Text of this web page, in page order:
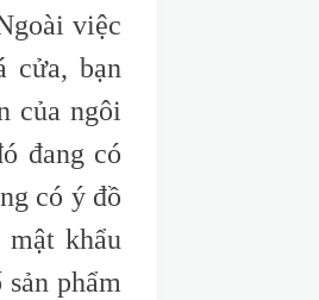
việc
cửa, bạn
của ngôi
đang có
có ý đồ
khẩu
phẩm